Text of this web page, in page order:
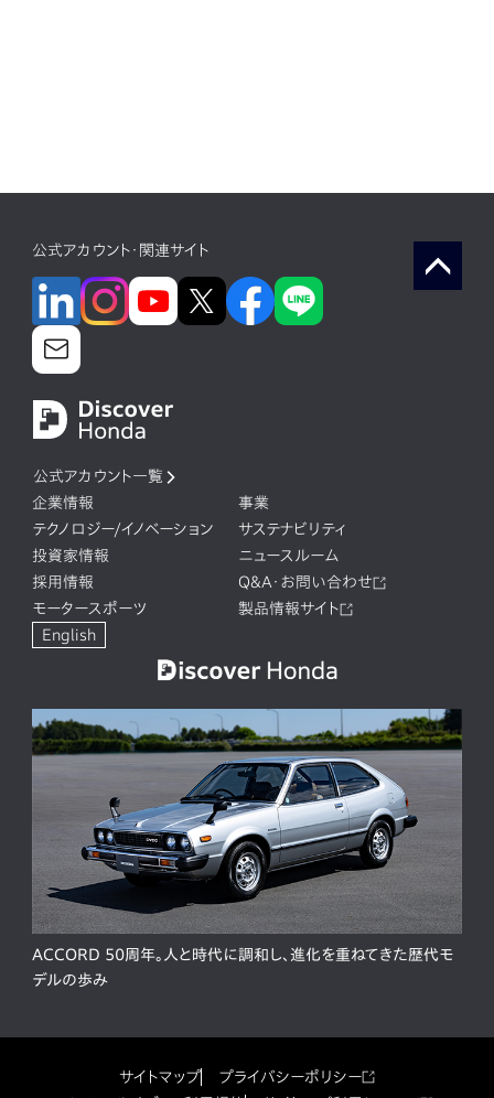
公式アカウント・関連サイト
公式アカウント一覧
企業情報
事業
テクノロジー/イノベーション
サステナビリティ
投資家情報
ニュースルーム
採用情報
Q&A・お問い合わせ
モータースポーツ
製品情報サイト
English
ACCORD 50周年。人と時代に調和し、進化を重ねてきた歴代モ
デルの歩み
サイトマップ
プライバシーポリシー